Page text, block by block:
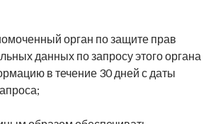
орган по защите прав
данных по запросу этого органа
в течение 30 дней с даты